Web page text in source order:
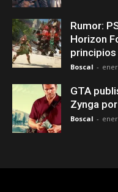
Rumor:
Horizon
Boscal -
GTA
Zynga
Boscal -